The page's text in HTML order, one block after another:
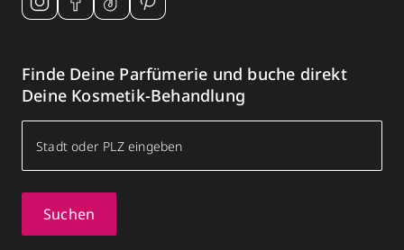
Finde Deine Parfümerie und buche direkt
Deine Kosmetik-Behandlung
Suchen